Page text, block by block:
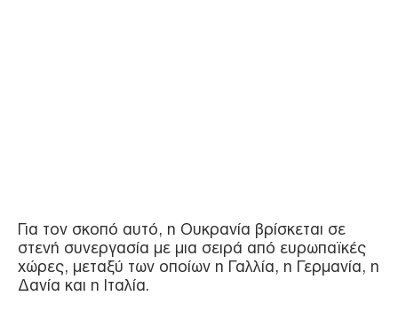
Για τον σκοπό αυτό, η Ουκρανία βρίσκεται σε
στενή συνεργασία με μια σειρά από ευρωπαϊκές
χώρες, μεταξύ των οποίων η Γαλλία, η Γερμανία, η
Δανία και η Ιταλία.